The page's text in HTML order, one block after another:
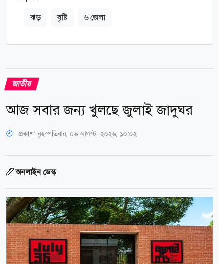
ঝড় বৃষ্টি ৬ জেলা
জাতীয়
আজ সবার জন্য খুলছে জুলাই জাদুঘর
প্রকাশ:বৃহস্পতিবার, ০৬ আগস্ট, ২০২৬, ১০:০২
অনলাইন ডেস্ক